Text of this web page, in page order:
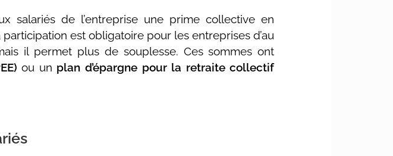
salariés de l’entreprise une prime collective en
est obligatoire pour les entreprises d’au
il permet plus de souplesse. Ces sommes ont
ou un plan d’épargne pour la retraite collectif